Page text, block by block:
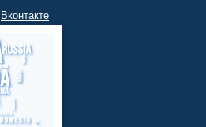
Вконтакте